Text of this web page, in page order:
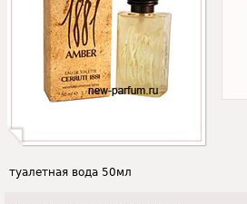
туалетная вода 50мл